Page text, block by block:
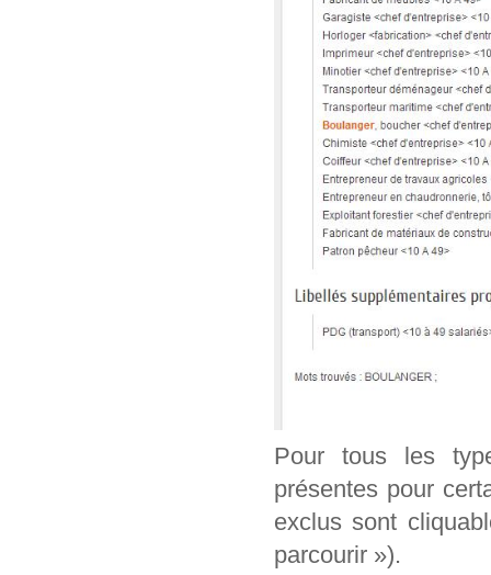
Pour tous les
présentes pour
exclus sont
parcourir »).